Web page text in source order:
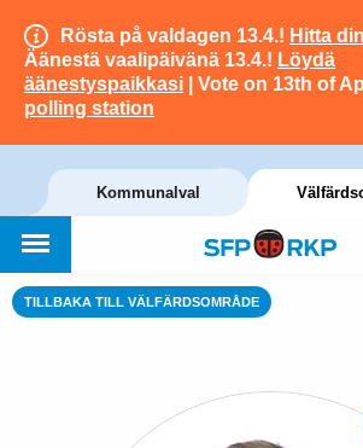
Rösta på valdagen 13.4.! Hitta
Äänestä vaalipäivänä 13.4.! Löydä
äänestyspaikkasi | Vote on 13th of
polling station
Kommunalval
TILLBAKA TILL VÄLFÄRDSOMRÅDE